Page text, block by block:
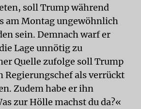
soll Trump während
am Montag ungewöhnlich
sein. Demnach warf er
Lage unnötig zu
Quelle zufolge soll Trump
Regierungschef als verrückt
Zudem habe er ihn
zur Hölle machst du da?«